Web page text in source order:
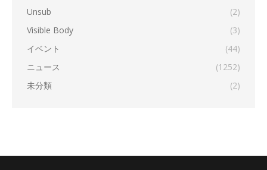
Unsub
(2)
Visible Body
(3)
イベント
(44)
ニュース
(1252)
未分類
(2)